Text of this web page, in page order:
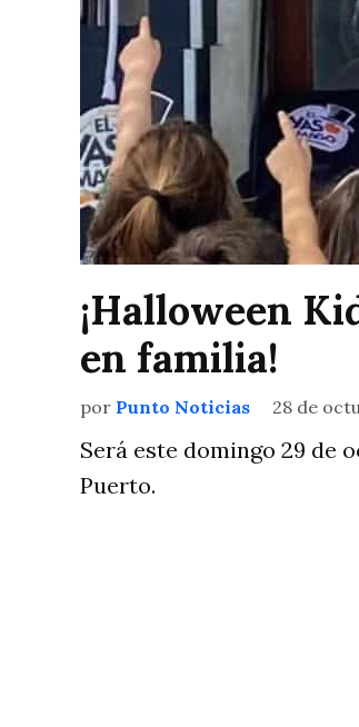
¡Halloween
en familia!
por Punto Noticias 28 de
Será este domingo 29 de
Puerto.